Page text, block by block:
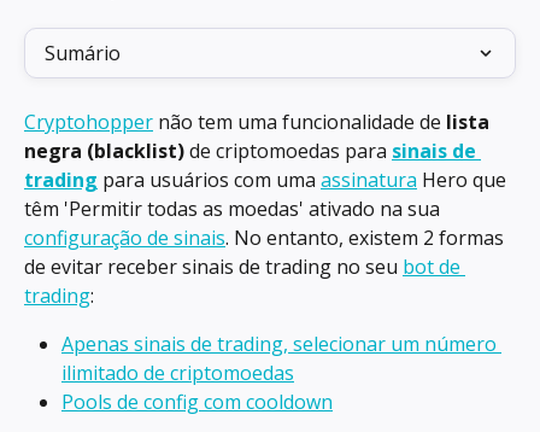
Sumário
Cryptohopper não tem uma funcionalidade de lista
negra (blacklist) de criptomoedas para sinais de
trading para usuários com uma assinatura Hero que
têm 'Permitir todas as moedas' ativado na sua
configuração de sinais. No entanto, existem 2 formas
de evitar receber sinais de trading no seu bot de
trading:
Apenas sinais de trading, selecionar um número
ilimitado de criptomoedas
Pools de config com cooldown